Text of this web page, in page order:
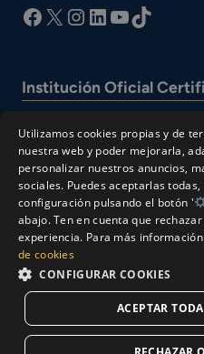
facebook
X Instagram
LinkedIn
YouTube
TikTok
Institución Oficial
Aviso Legal
Política
Solicitar
Utilizamos cookies propias y de
nuestra web y poder mejorarla,
personalizar nuestros anuncios,
sociales. Puedes aceptarlas
configuración pulsando el botón '
abajo. Ten en cuenta que
experiencia. Para más
de cookies
CONFIGURAR COOKIES
ACEPTAR